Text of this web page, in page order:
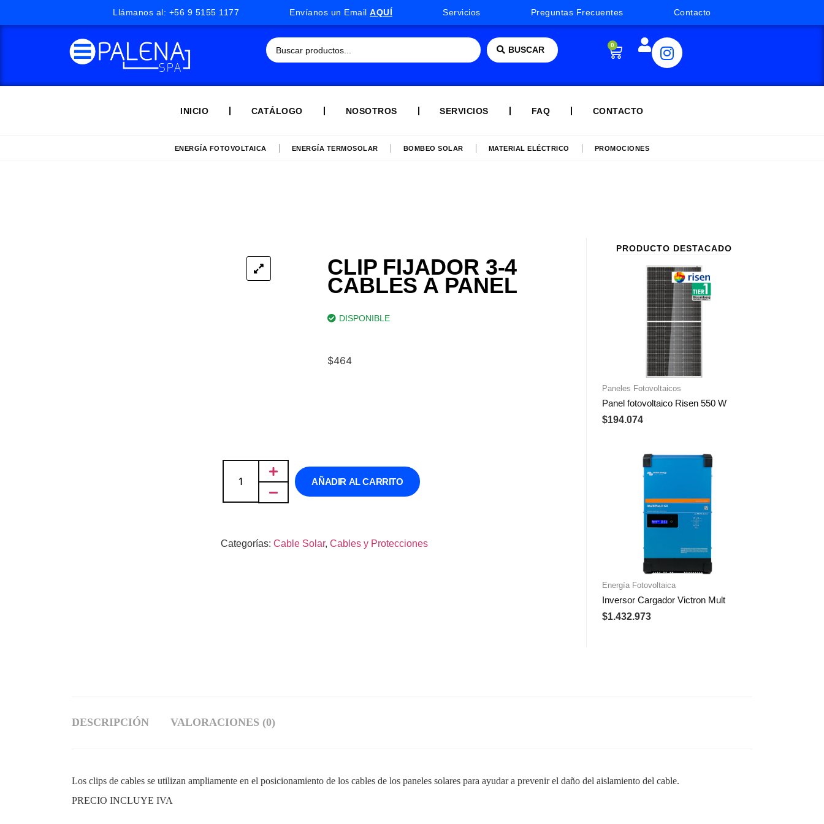
Llámanos al: +56 9 5155 1177 Envíanos un EmailAQUÍ Servicios Preguntas Frecuentes Contacto
BUSCAR 0
INICIO CATÁLOGO NOSOTROS SERVICIOS FAQ CONTACTO
ENERGÍA FOTOVOLTAICA ENERGÍA TERMOSOLAR BOMBEO SOLAR MATERIAL ELÉCTRICO PROMOCIONES
CLIP FIJADOR 3-4
CABLES A PANEL
DISPONIBLE
$464
AÑADIR AL CARRITO
Categorías: Cable Solar, Cables y Protecciones
PRODUCTO DESTACADO
Paneles Fotovoltaicos
Panel fotovoltaico Risen 550 W
$194.074
Energía Fotovoltaica
Inversor Cargador Victron Mult
$1.432.973
DESCRIPCIÓN VALORACIONES (0)
Los clips de cables se utilizan ampliamente en el posicionamiento de los cables de los paneles solares para ayudar a prevenir el daño del aislamiento del cable.
PRECIO INCLUYE IVA